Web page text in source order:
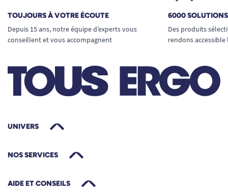
TOUJOURS À VOTRE ÉCOUTE
Depuis 15 ans, notre équipe d’experts vous
conseillent et vous accompagnent
6000
Des produits
rendons
UNIVERS
NOS SERVICES
AIDE ET CONSEILS